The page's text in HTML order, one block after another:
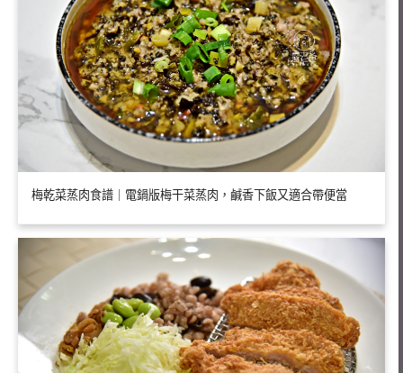
梅乾菜蒸肉食譜｜電鍋版梅干菜蒸肉，鹹香下飯又適合帶便當